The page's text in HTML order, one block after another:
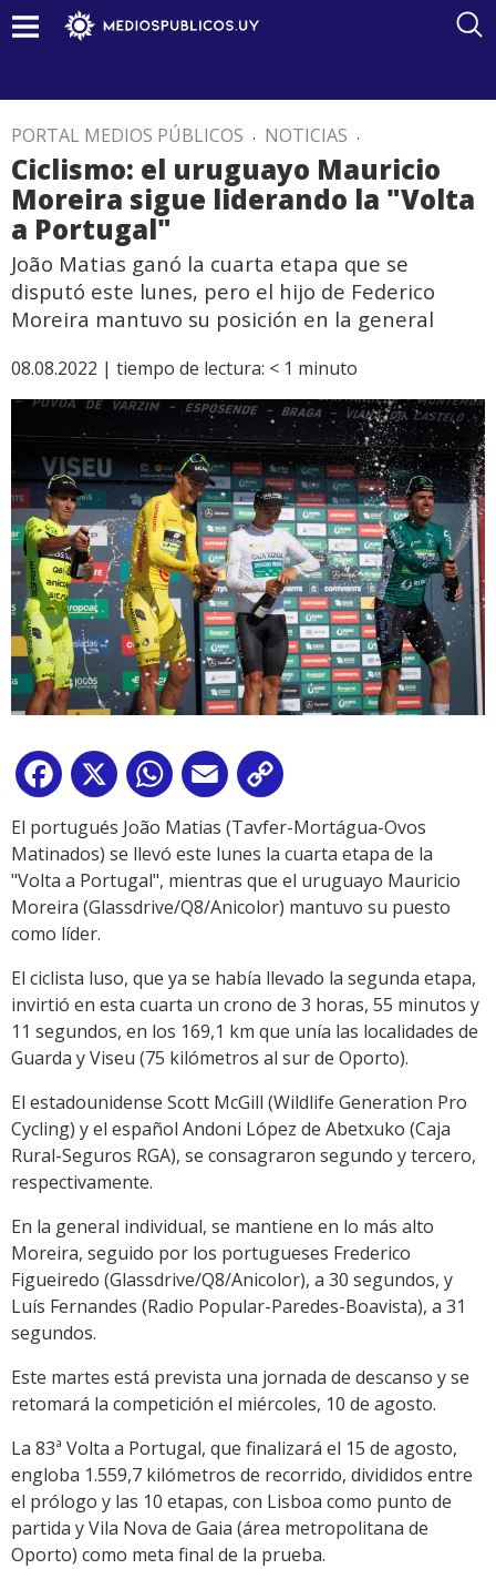
PORTAL MEDIOS PÚBLICOS . NOTICIAS .
Ciclismo: el uruguayo Mauricio
Moreira sigue liderando la "Volta
a Portugal"
João Matias ganó la cuarta etapa que se
disputó este lunes, pero el hijo de Federico
Moreira mantuvo su posición en la general
08.08.2022 | tiempo de lectura: < 1 minuto
Facebook
X WhatsApp
Email
Link
El portugués João Matias (Tavfer-Mortágua-Ovos
Matinados) se llevó este lunes la cuarta etapa de la
"Volta a Portugal", mientras que el uruguayo Mauricio
Moreira (Glassdrive/Q8/Anicolor) mantuvo su puesto
como líder.
El ciclista luso, que ya se había llevado la segunda etapa,
invirtió en esta cuarta un crono de 3 horas, 55 minutos y
11 segundos, en los 169,1 km que unía las localidades de
Guarda y Viseu (75 kilómetros al sur de Oporto).
El estadounidense Scott McGill (Wildlife Generation Pro
Cycling) y el español Andoni López de Abetxuko (Caja
Rural-Seguros RGA), se consagraron segundo y tercero,
respectivamente.
En la general individual, se mantiene en lo más alto
Moreira, seguido por los portugueses Frederico
Figueiredo (Glassdrive/Q8/Anicolor), a 30 segundos, y
Luís Fernandes (Radio Popular-Paredes-Boavista), a 31
segundos.
Este martes está prevista una jornada de descanso y se
retomará la competición el miércoles, 10 de agosto.
La 83ª Volta a Portugal, que finalizará el 15 de agosto,
engloba 1.559,7 kilómetros de recorrido, divididos entre
el prólogo y las 10 etapas, con Lisboa como punto de
partida y Vila Nova de Gaia (área metropolitana de
Oporto) como meta final de la prueba.